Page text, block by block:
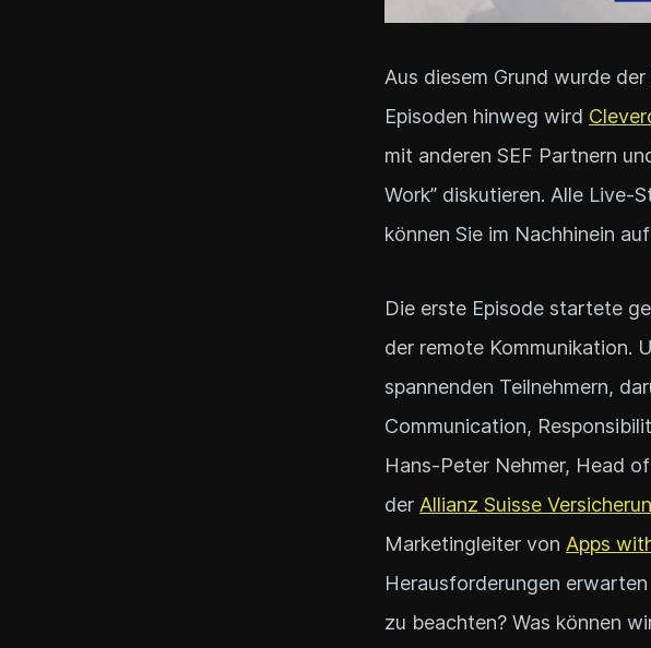
Aus diesem Grund wurde der
Episoden hinweg wird
mit anderen SEF Partnern
Work” diskutieren. Alle Live-
können Sie im Nachhinein auf
Die erste Episode startete
der remote Kommunikation.
spannenden Teilnehmern,
Communication,
Hans-Peter Nehmer, Head
der Allianz Suisse
Marketingleiter von Apps
Herausforderungen
zu beachten? Was können